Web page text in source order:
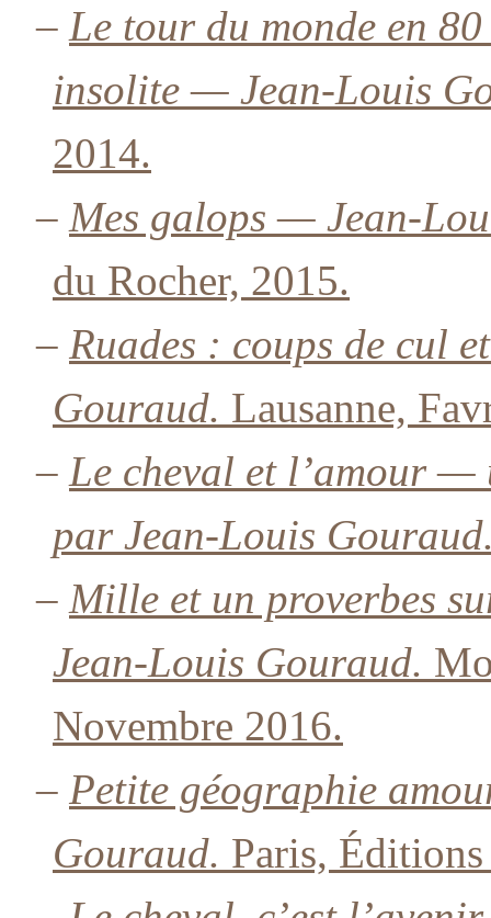
– Le tour du monde en
insolite — Jean-Louis
2014.
– Mes galops — Jean-
du Rocher, 2015.
– Ruades : coups de cul
Gouraud. Lausanne,
– Le cheval et l’amour —
par Jean-Louis
– Mille et un proverbes
Jean-Louis Gouraud.
Novembre 2016.
– Petite géographie
Gouraud. Paris,